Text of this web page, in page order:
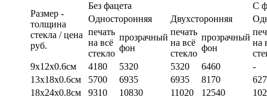
Размер -
толщина
стекла / цена
руб.
Без фацета
С
Односторонняя
Двухсторонняя
печать
на всё
стекло
прозрачный
фон
печать
на всё
стекло
прозрачный
фон
на
9х12х0.6см
4180 5320 5320 6460
-
13х18х0.6см
5700 6935 6935 8170
18х24х0.8см
9310 10830 11020 12540